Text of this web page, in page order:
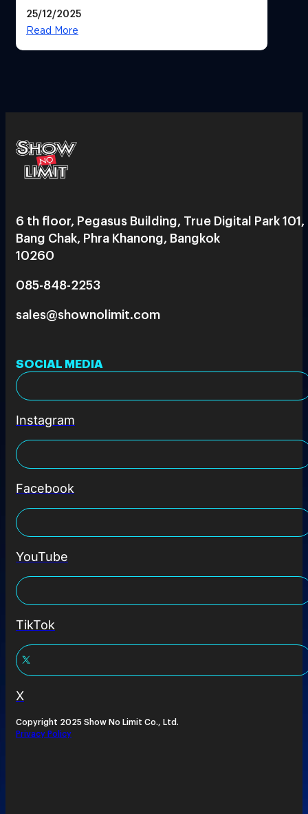
25/12/2025
Read More
6 th floor, Pegasus Building, True Digital Park 101,
Bang Chak, Phra Khanong, Bangkok
10260
085-848-2253
sales@shownolimit.com
SOCIAL MEDIA
Instagram
Facebook
YouTube
TikTok
X
Copyright 2025 Show No Limit Co., Ltd.
Privacy Policy